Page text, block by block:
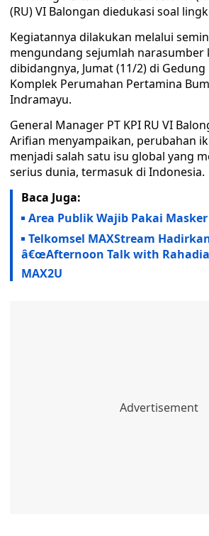
(RU) VI Balongan diedukasi soal
Kegiatannya dilakukan melalui
mengundang sejumlah narasumber
dibidangnya, Jumat (11/2) di Gedung
Komplek Perumahan Pertamina
Indramayu.
General Manager PT KPI RU VI
Arifian menyampaikan, perubahan
menjadi salah satu isu global yang
serius dunia, termasuk di Indonesia.
Baca Juga:
Area Publik Wajib Pakai Masker
Telkomsel MAXStream
â€œAfternoon Talk with
MAX2U